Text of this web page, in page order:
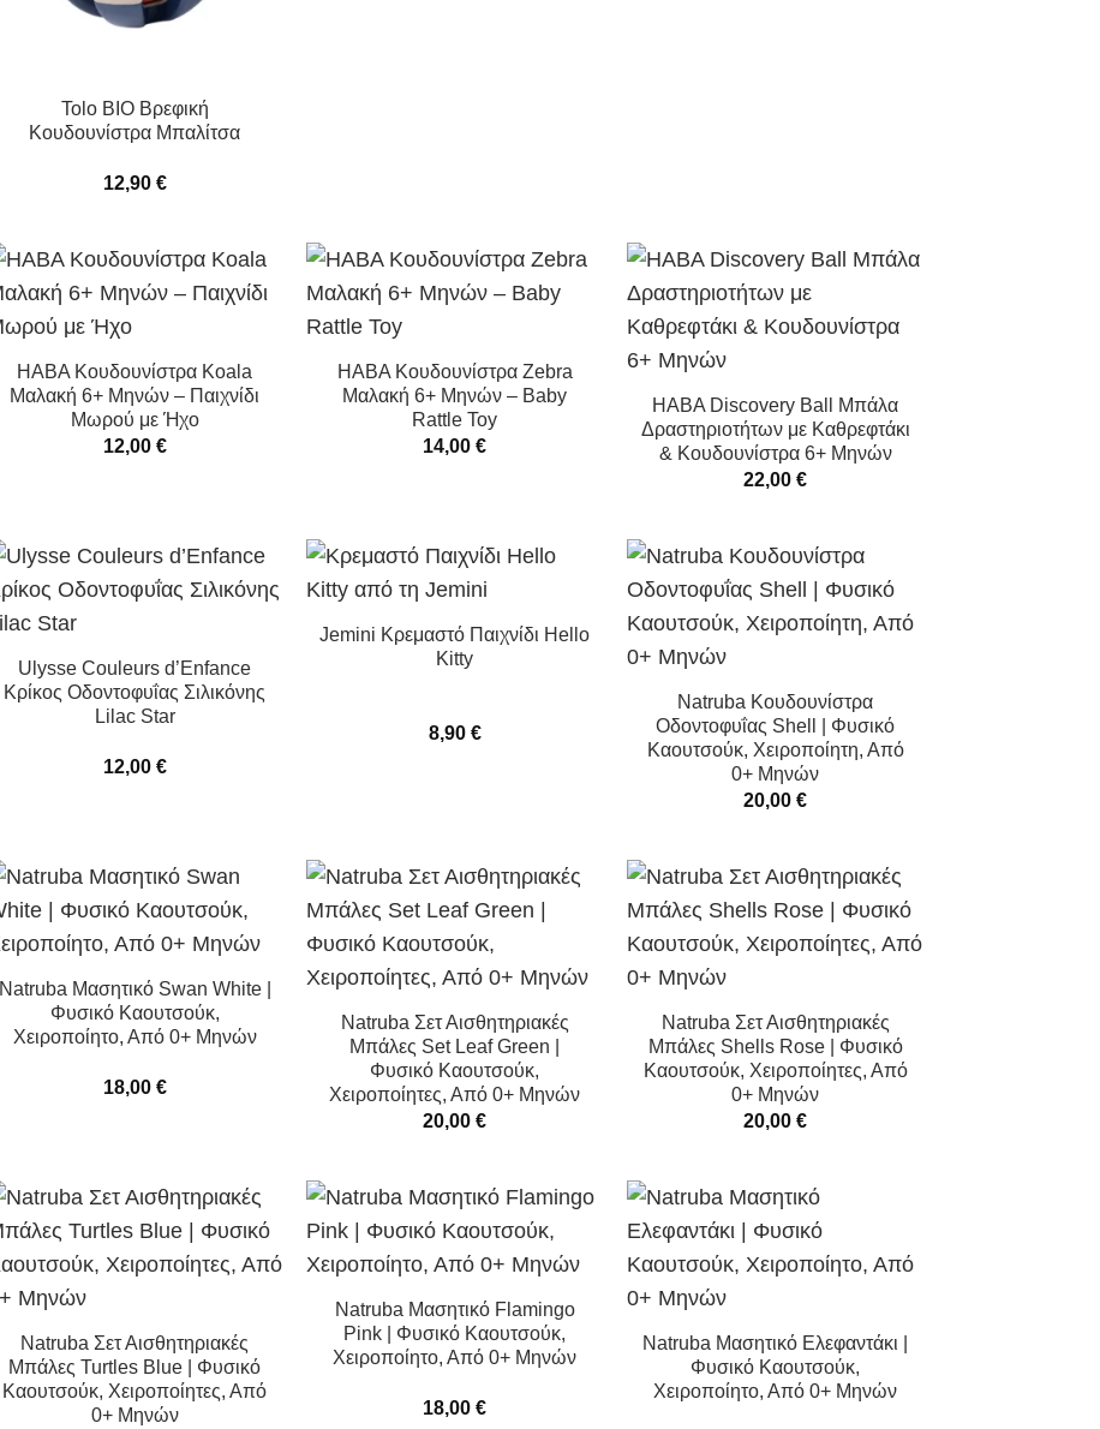
Tolo BIO Βρεφική
Κουδουνίστρα Μπαλίτσα
12,90 €
HABA Κουδουνίστρα Koala
Μαλακή 6+ Μηνών – Παιχνίδι
Μωρού με Ήχο
12,00 €
HABA Κουδουνίστρα Zebra
Μαλακή 6+ Μηνών – Baby
Rattle Toy
14,00€
HABA Discovery Ball Μπάλα
Δραστηριοτήτων με Καθρεφτάκι
& Κουδουνίστρα 6+ Μηνών
22,00€
Ulysse Couleurs d’Enfance
Κρίκος Οδοντοφυΐας Σιλικόνης
Lilac Star
12,00 €
Jemini Κρεμαστό Παιχνίδι Hello
Kitty
8,90 €
Natruba Κουδουνίστρα
Οδοντοφυΐας Shell | Φυσικό
Καουτσούκ, Χειροποίητη, Από
0+ Μηνών
20,00€
Natruba Μασητικό Swan White |
Φυσικό Καουτσούκ,
Χειροποίητο, Από 0+ Μηνών
18,00 €
Natruba Σετ Αισθητηριακές
Μπάλες Set Leaf Green |
Φυσικό Καουτσούκ,
Χειροποίητες, Από 0+ Μηνών
20,00€
Natruba Σετ Αισθητηριακές
Μπάλες Shells Rose | Φυσικό
Καουτσούκ, Χειροποίητες, Από
0+ Μηνών
20,00€
Natruba Σετ Αισθητηριακές
Μπάλες Turtles Blue | Φυσικό
Καουτσούκ, Χειροποίητες, Από
0+ Μηνών
Natruba Μασητικό Flamingo
Pink | Φυσικό Καουτσούκ,
Χειροποίητο, Από 0+ Μηνών
18,00€
Natruba Μασητικό Ελεφαντάκι |
Φυσικό Καουτσούκ,
Χειροποίητο, Από 0+ Μηνών